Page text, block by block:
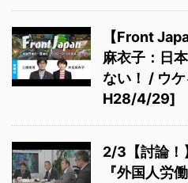
【Front
麻衣子：日
ない！ / ウ
H28/4/29]
2/3【討論！
『外国人労